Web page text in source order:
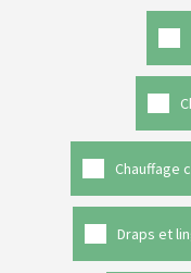
Chauffage
Draps et